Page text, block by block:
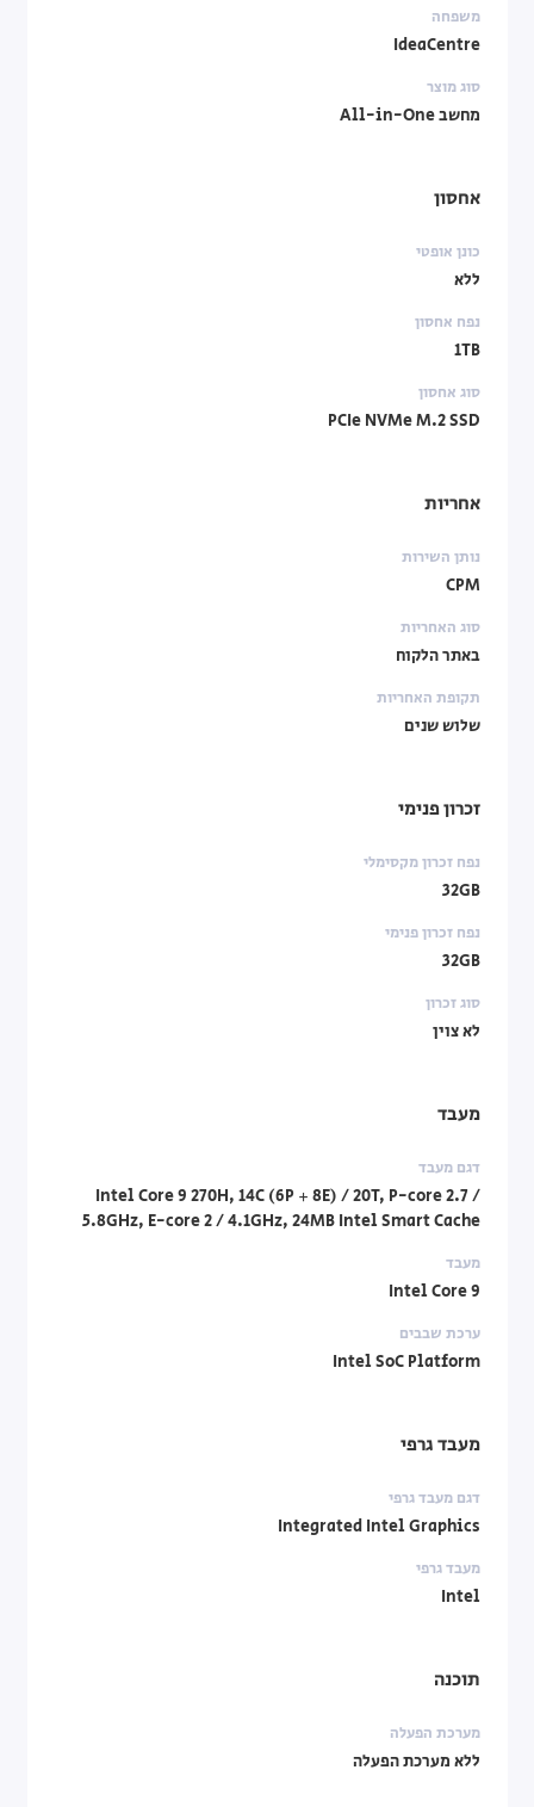
משפחה
IdeaCentre
סוג מוצר
מחשב All-in-One
אחסון
כונן אופטי
ללא
נפח אחסון
1TB
סוג אחסון
PCIe NVMe M.2 SSD
אחריות
נותן השירות
CPM
סוג האחריות
באתר הלקוח
תקופת האחריות
שלוש שנים
זכרון פנימי
נפח זכרון מקסימלי
32GB
נפח זכרון פנימי
32GB
סוג זכרון
לא צוין
מעבד
דגם מעבד
Intel Core 9 270H, 14C (6P + 8E) / 20T, P-core 2.7 /
5.8GHz, E-core 2 / 4.1GHz, 24MB Intel Smart Cache
מעבד
Intel Core 9
ערכת שבבים
Intel SoC Platform
מעבד גרפי
דגם מעבד גרפי
Integrated Intel Graphics
מעבד גרפי
Intel
תוכנה
מערכת הפעלה
ללא מערכת הפעלה